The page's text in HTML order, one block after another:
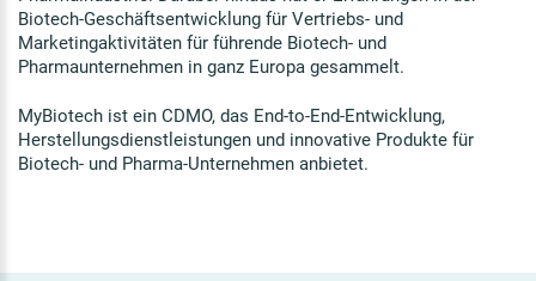
Biotech-Geschäftsentwicklung für Vertriebs- und
Marketingaktivitäten für führende Biotech- und
Pharmaunternehmen in ganz Europa gesammelt.
MyBiotech ist ein CDMO, das End-to-End-Entwicklung,
Herstellungsdienstleistungen und innovative Produkte für
Biotech- und Pharma-Unternehmen anbietet.